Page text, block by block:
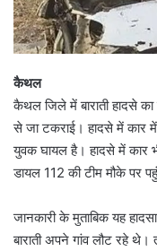
कैथल
कैथल जिले में बाराती हादसे का
से जा टकराई। हादसे में कार
युवक घायल है। हादसे में कार
डायल 112 की टीम मौके पर
जानकारी के मुताबिक यह
बाराती अपने गांव लौट रहे थे।